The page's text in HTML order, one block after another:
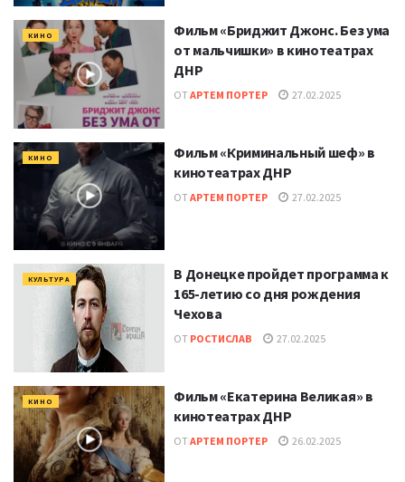
КИНО
Фильм «Бриджит Джонс. Без ума
от мальчишки» в кинотеатрах
ДНР
ОТ АРТЕМ ПОРТЕР 27.02.2025
КИНО
Фильм «Криминальный шеф» в
кинотеатрах ДНР
ОТ АРТЕМ ПОРТЕР 27.02.2025
КУЛЬТУРА
В Донецке пройдет программа к
165-летию со дня рождения
Чехова
ОТ РОСТИСЛАВ 27.02.2025
КИНО
Фильм «Екатерина Великая» в
кинотеатрах ДНР
ОТ АРТЕМ ПОРТЕР 26.02.2025